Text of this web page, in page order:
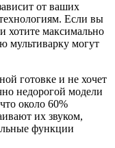
от ваших
Если вы
хотите максимально
мультиварку могут
готовке и не хочет
недорогой модели
около 60%
их звуком,
функции